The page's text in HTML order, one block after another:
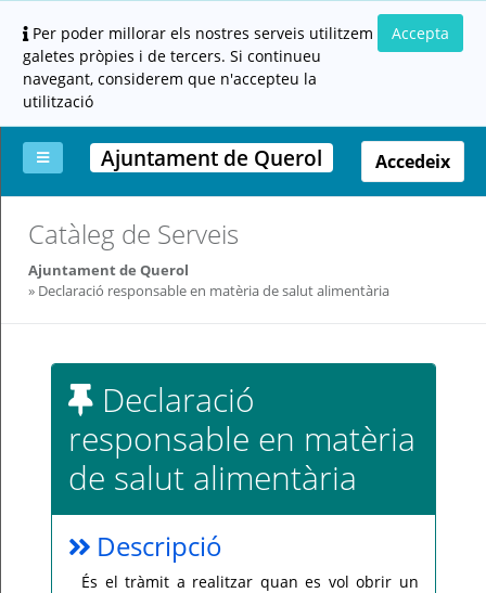
Per poder millorar els nostres serveis utilitzem
galetes pròpies i de tercers. Si continueu
navegant, considerem que n'accepteu la
utilització
Accepta
meva
documentació
ciutadana
administracions)
Ajuntament de Querol Accedeix
Catàleg de Serveis
Ajuntament de Querol
Declaració responsable en matèria de salut alimentària
Declaració
responsable en matèria
de salut alimentària
Descripció
És el tràmit a realitzar quan es vol obrir un